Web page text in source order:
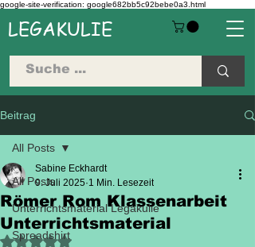
google-site-verification: google682bb5c92bebe0a3.html
LEGAKULIE
Beitrag
All Posts
Unterrichtsmaterial Legakulie
Spreadshirt
All Posts
Römer Rom Klassenarbeit
Unterrichtsmaterial
Sabine Eckhardt
9. Juli 2025 1 Min. Lesezeit
Mit NaN von 5 Sternen bewertet.